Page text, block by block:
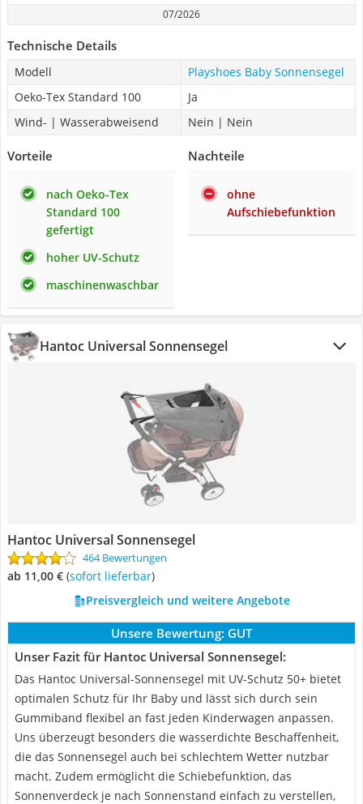
07/2026
Technische Details
Modell
Playshoes Baby Sonnensegel
Oeko-Tex Standard 100
Ja
Wind- | Wasserabweisend
Nein | Nein
Vorteile
nach Oeko-Tex
Standard 100
gefertigt
hoher UV-Schutz
maschinenwaschbar
Nachteile
ohne
Aufschiebefunktion
Hantoc Universal Sonnensegel
Hantoc Universal Sonnensegel
464 Bewertungen
ab 11,00 € ( Sofort lieferbar)
Preisvergleich und weitere Angebote
Unsere Bewertung: GUT
Unser Fazit für Hantoc Universal Sonnensegel:
Das Hantoc Universal-Sonnensegel mit UV-Schutz 50+ bietet
optimalen Schutz für Ihr Baby und lässt sich durch sein
Gummiband flexibel an fast jeden Kinderwagen anpassen.
Uns überzeugt besonders die wasserdichte Beschaffenheit,
die das Sonnensegel auch bei schlechtem Wetter nutzbar
macht. Zudem ermöglicht die Schiebefunktion, das
Sonnenverdeck je nach Sonnenstand einfach zu verstellen,